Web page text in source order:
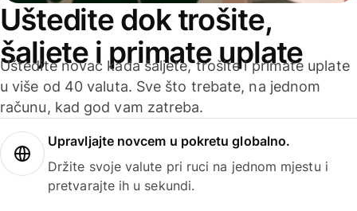
Uštedite dok trošite,
šaljete i primate uplate
Uštedite novac kada šaljete, trošite i primate uplate
u više od 40 valuta. Sve što trebate, na jednom
računu, kad god vam zatreba.
Upravljajte novcem u pokretu globalno.
Držite svoje valute pri ruci na jednom mjestu i
pretvarajte ih u sekundi.